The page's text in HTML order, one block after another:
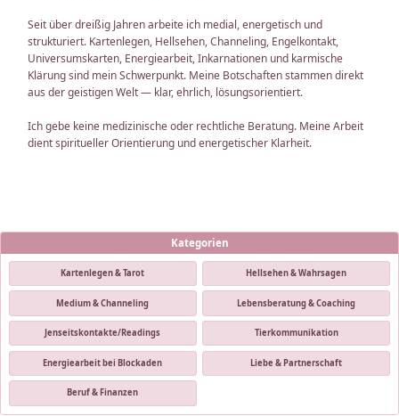
Seit über dreißig Jahren arbeite ich medial, energetisch und
strukturiert. Kartenlegen, Hellsehen, Channeling, Engelkontakt,
Universumskarten, Energiearbeit, Inkarnationen und karmische
Klärung sind mein Schwerpunkt. Meine Botschaften stammen direkt
aus der geistigen Welt — klar, ehrlich, lösungsorientiert.
Ich gebe keine medizinische oder rechtliche Beratung. Meine Arbeit
dient spiritueller Orientierung und energetischer Klarheit.
Kategorien
Kartenlegen & Tarot Hellsehen & Wahrsagen
Medium & Channeling Lebensberatung & Coaching
Jenseitskontakte/Readings Tierkommunikation
Energiearbeit bei Blockaden Liebe & Partnerschaft
Beruf & Finanzen